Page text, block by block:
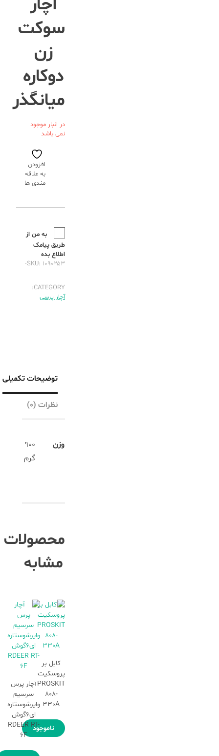
آچار
سوکت
زن
دوکاره
میانگذر
در انبار موجود
نمی باشد
افزودن
به علاقه
مندی ها
به من از
طریق پیامک
اطلاع بده
SKU: ۱۰۹۰۲۵۳-
CATEGORY:
آچار پرسی
توضیحات تکمیلی
نظرات (۰)
وزن
۹۰۰
گرم
محصولات
مشابه
کابل بر
پروسکیت
PROSKIT
808-
330A
ناموجود
آچار پرس
سرسیم
وایرشوستاره
ای6گوش
RDEER RT-
6F